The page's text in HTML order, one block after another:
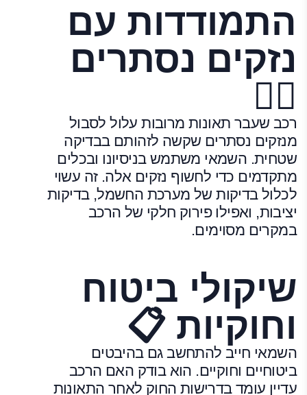
התמודדות עם
נזקים נסתרים
🕵️‍♂️
רכב שעבר תאונות מרובות עלול לסבול
מנזקים נסתרים שקשה לזהותם בבדיקה
שטחית. השמאי משתמש בניסיונו ובכלים
מתקדמים כדי לחשוף נזקים אלה. זה עשוי
לכלול בדיקות של מערכת החשמל, בדיקות
יציבות, ואפילו פירוק חלקי של הרכב
במקרים מסוימים.
שיקולי ביטוח
וחוקיות 📋
השמאי חייב להתחשב גם בהיבטים
ביטוחיים וחוקיים. הוא בודק האם הרכב
עדיין עומד בדרישות החוק לאחר התאונות